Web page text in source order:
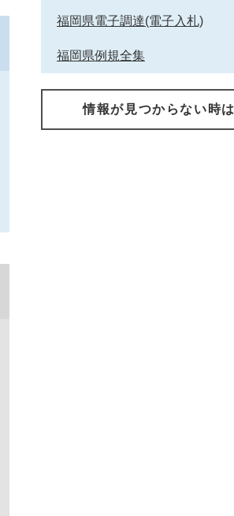
福岡県電子調達(電子入札)
福岡県例規全集
情報が見つからない時は